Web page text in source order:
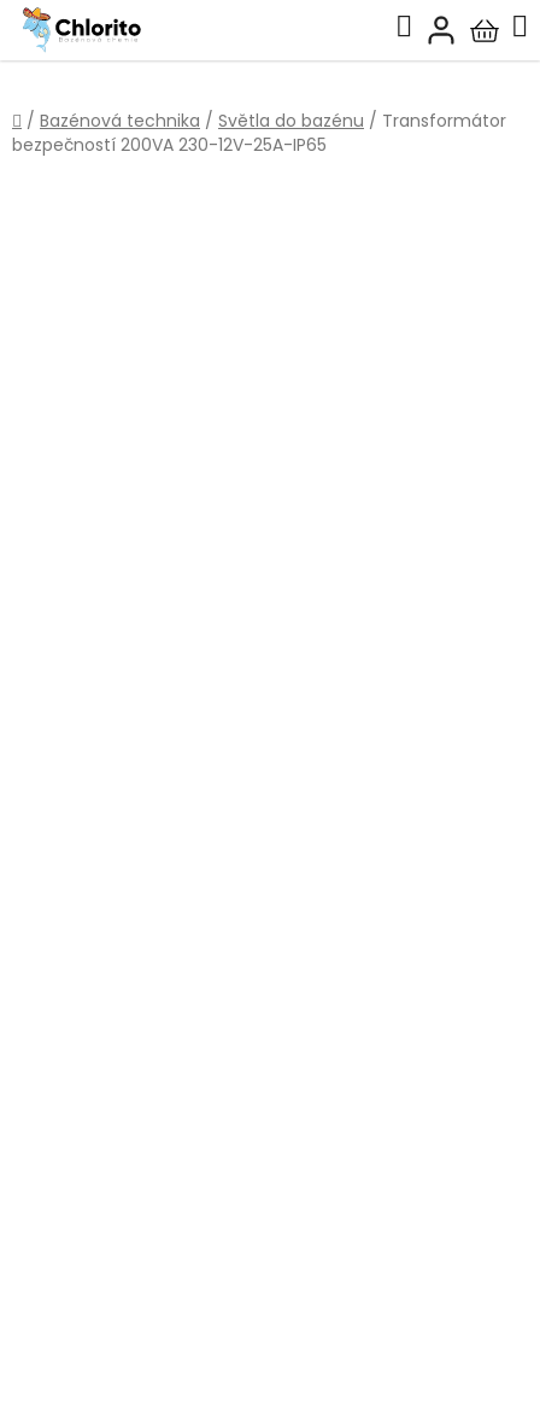
Přejít
obsah
Hledat
košík
Domů
/ Bazénová technika / Světla do bazénu / Transformátor
bezpečností 200VA 230-12V-25A-IP65